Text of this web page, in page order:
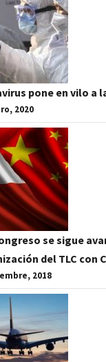
pone en vilo a
2020
se sigue
del TLC con
2018